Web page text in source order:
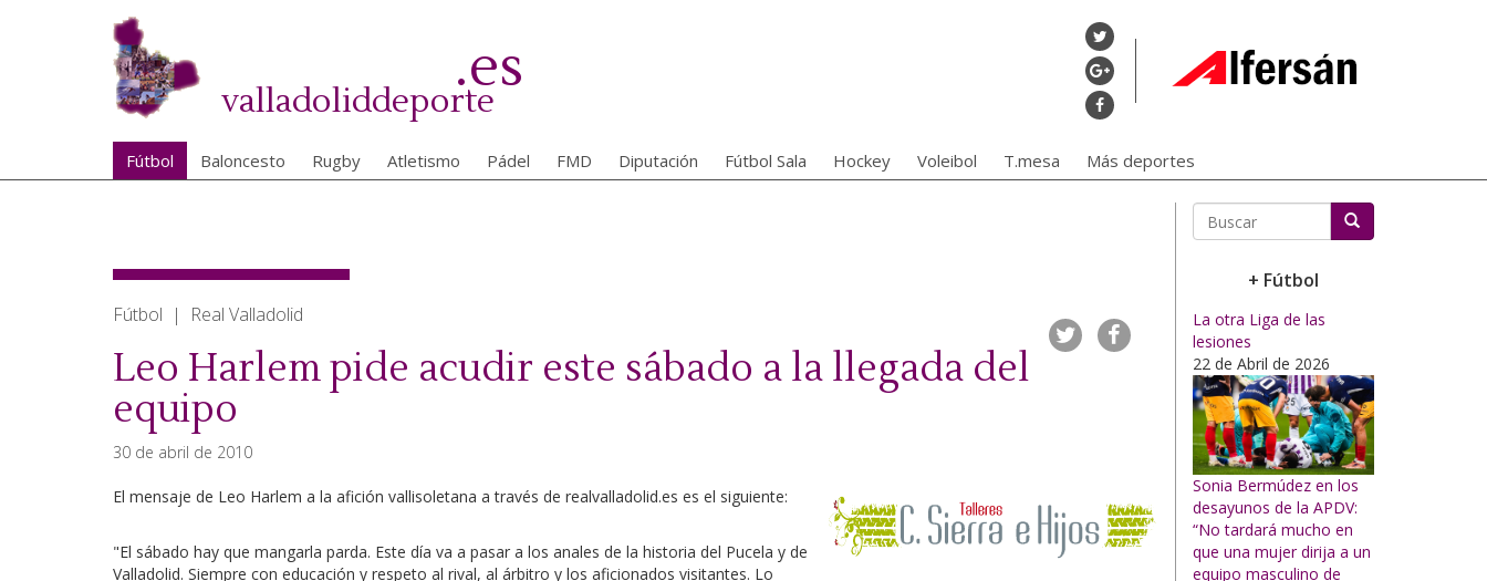
valladoliddeporte
.es
Fútbol Baloncesto Rugby Atletismo Pádel FMD Diputación Fútbol Sala Hockey Voleibol T.mesa Más deportes
Fútbol | Real Valladolid
Leo Harlem pide acudir este sábado a la llegada del
equipo
30 de abril de 2010
El mensaje de Leo Harlem a la afición vallisoletana a través de realvalladolid.es es el siguiente:
"El sábado hay que mangarla parda. Este día va a pasar a los anales de la historia del Pucela y de
Valladolid. Siempre con educación y respeto al rival, al árbitro y los aficionados visitantes. Lo
+ Fútbol
La otra Liga de las
lesiones
22 de Abril de 2026
Sonia Bermúdez en los
desayunos de la APDV:
“No tardará mucho en
que una mujer dirija a un
equipo masculino de